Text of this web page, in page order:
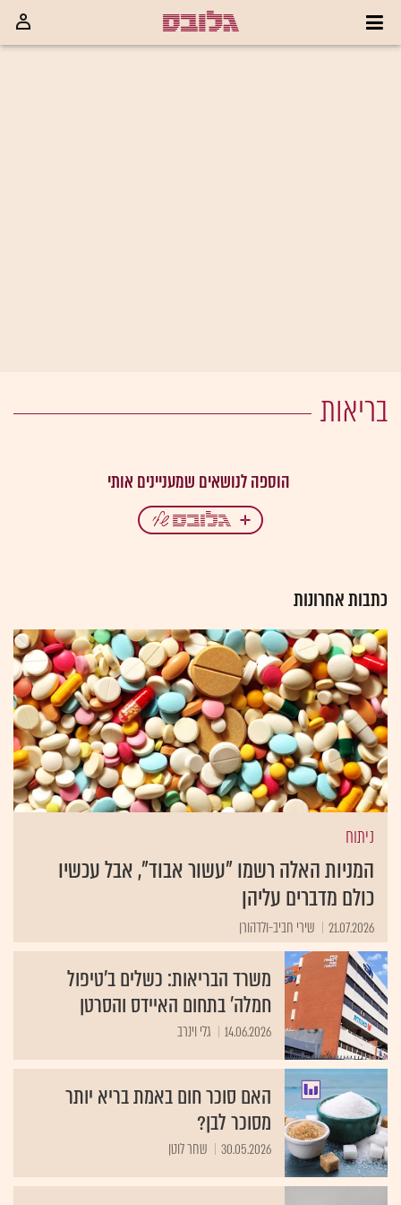
בריאות
כתבות אחרונות
ניתוח
המניות האלה רשמו "עשור אבוד", אבל עכשיו
כולם מדברים עליהן
21.07.2026 שירי חביב-ולדהורן
משרד הבריאות: כשלים ב'טיפול
חמלה' בתחום האיידס והסרטן
14.06.2026 גלי וינרב
האם סוכר חום באמת בריא יותר
מסוכר לבן?
30.05.2026 שחר לוטן